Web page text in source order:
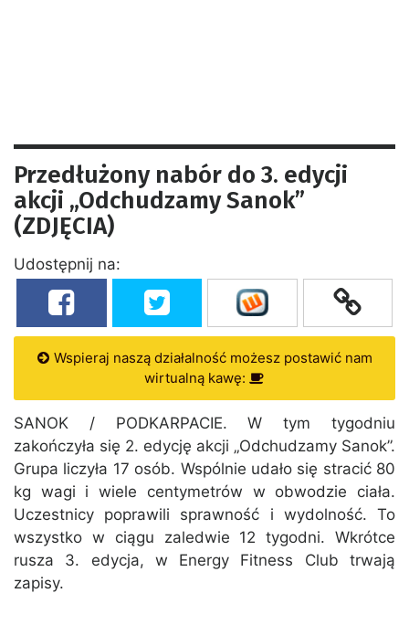
Przedłużony nabór do 3. edycji
akcji „Odchudzamy Sanok”
(ZDJĘCIA)
Udostępnij na:
Wspieraj naszą działalność możesz postawić nam
wirtualną kawę:
SANOK / PODKARPACIE. W tym tygodniu
zakończyła się 2. edycję akcji „Odchudzamy Sanok”.
Grupa liczyła 17 osób. Wspólnie udało się stracić 80
kg wagi i wiele centymetrów w obwodzie ciała.
Uczestnicy poprawili sprawność i wydolność. To
wszystko w ciągu zaledwie 12 tygodni. Wkrótce
rusza 3. edycja, w Energy Fitness Club trwają
zapisy.